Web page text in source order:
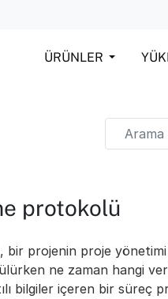
ÜRÜNLER
protokolü
bir projenin proje yönetimi
ne zaman hangi veri
bilgiler içeren bir süreç